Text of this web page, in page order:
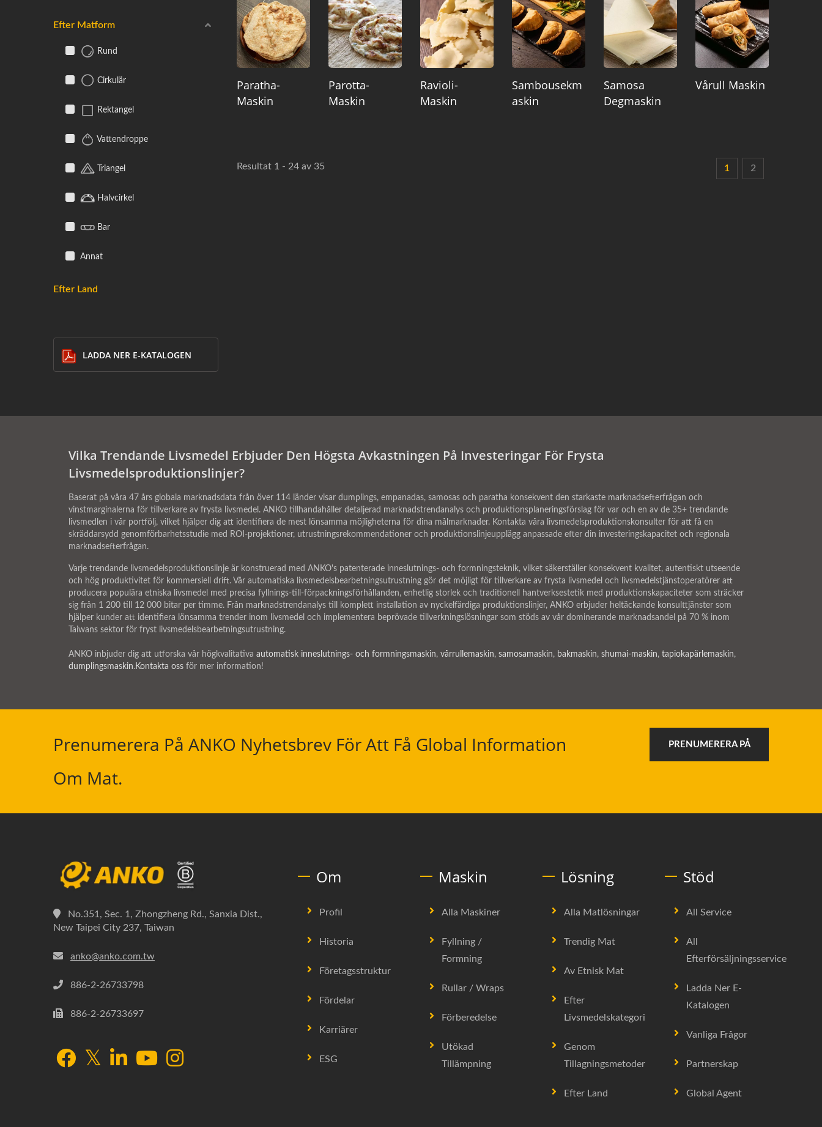
Efter Matform
Rund
Cirkulär
Rektangel
Vattendroppe
Triangel
Halvcirkel
Bar
Annat
Efter Land
LADDA NER E-KATALOGEN
Paratha-
Maskin
Parotta-
Maskin
Ravioli-
Maskin
Sambousekm
Askin
Samosa
Degmaskin
Vårull Maskin
Resultat 1 - 24 av 35 1 2
Vilka Trendande Livsmedel Erbjuder Den Högsta Avkastningen På Investeringar För Frysta
Livsmedelsproduktionslinjer?
Baserat på våra 47 års globala marknadsdata från över 114 länder visar dumplings, empanadas, samosas och paratha konsekvent den starkaste marknadsefterfrågan och
vinstmarginalerna för tillverkare av frysta livsmedel. ANKO tillhandahåller detaljerad marknadstrendanalys och produktionsplaneringsförslag för var och en av de 35+ trendande
livsmedlen i vår portfölj, vilket hjälper dig att identifiera de mest lönsamma möjligheterna för dina målmarknader. Kontakta våra livsmedelsproduktionskonsulter för att få en
skräddarsydd genomförbarhetsstudie med ROI-projektioner, utrustningsrekommendationer och produktionslinjeupplägg anpassade efter din investeringskapacitet och regionala
marknadsefterfrågan.
Varje trendande livsmedelsproduktionslinje är konstruerad med ANKO's patenterade inneslutnings- och formningsteknik, vilket säkerställer konsekvent kvalitet, autentiskt utseende
och hög produktivitet för kommersiell drift. Vår automatiska livsmedelsbearbetningsutrustning gör det möjligt för tillverkare av frysta livsmedel och livsmedelstjänstoperatörer att
producera populära etniska livsmedel med precisa fyllnings-till-förpackningsförhållanden, enhetlig storlek och traditionell hantverksestetik med produktionskapaciteter som sträcker
sig från 1 200 till 12 000 bitar per timme. Från marknadstrendanalys till komplett installation av nyckelfärdiga produktionslinjer, ANKO erbjuder heltäckande konsulttjänster som
hjälper kunder att identifiera lönsamma trender inom livsmedel och implementera beprövade tillverkningslösningar som stöds av vår dominerande marknadsandel på 70 % inom
Taiwans sektor för fryst livsmedelsbearbetningsutrustning.
ANKO inbjuder dig att utforska vår högkvalitativa automatisk inneslutnings- och formningsmaskin, vårrullemaskin, samosamaskin, bakmaskin, shumai-maskin, tapiokapärlemaskin,
dumplingsmaskin.Kontakta oss för mer information!
Prenumerera På ANKO Nyhetsbrev För Att Få Global Information
Om Mat.
PRENUMERERA PÅ
No.351, Sec. 1, Zhongzheng Rd., Sanxia Dist.,
New Taipei City 237, Taiwan
anko@anko.com.tw
886-2-26733798
886-2-26733697
Om
Profil
Historia
Företagsstruktur
Fördelar
Karriärer
ESG
Maskin
Alla Maskiner
Fyllning /
Formning
Rullar / Wraps
Förberedelse
Utökad
Tillämpning
Lösning
Alla Matlösningar
Trendig Mat
Av Etnisk Mat
Efter
Livsmedelskategori
Genom
Tillagningsmetoder
Efter Land
Stöd
All Service
All
Efterförsäljningsservice
Ladda Ner E-
Katalogen
Vanliga Frågor
Partnerskap
Global Agent